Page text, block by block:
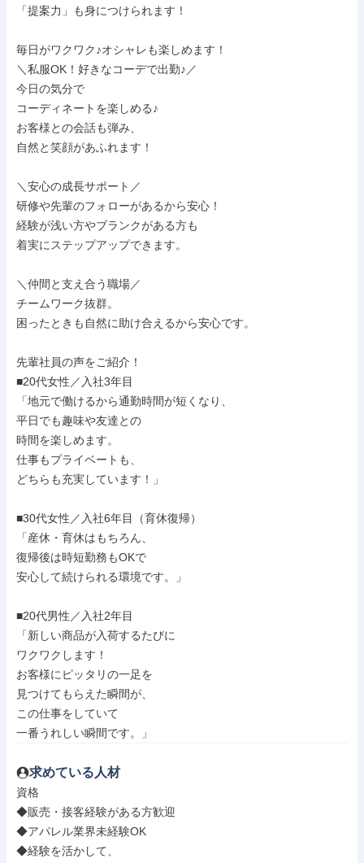
「提案力」も身につけられます！
毎日がワクワク♪オシャレも楽しめます！
＼私服OK！好きなコーデで出勤♪／
今日の気分で
コーディネートを楽しめる♪
お客様との会話も弾み、
自然と笑顔があふれます！
＼安心の成長サポート／
研修や先輩のフォローがあるから安心！
経験が浅い方やブランクがある方も
着実にステップアップできます。
＼仲間と支え合う職場／
チームワーク抜群。
困ったときも自然に助け合えるから安心です。
先輩社員の声をご紹介！
■20代女性／入社3年目
「地元で働けるから通勤時間が短くなり、
平日でも趣味や友達との
時間を楽しめます。
仕事もプライベートも、
どちらも充実しています！」
■30代女性／入社6年目（育休復帰）
「産休・育休はもちろん、
復帰後は時短勤務もOKで
安心して続けられる環境です。」
■20代男性／入社2年目
「新しい商品が入荷するたびに
ワクワクします！
お客様にピッタリの一足を
見つけてもらえた瞬間が、
この仕事をしていて
一番うれしい瞬間です。」
求めている人材
資格
◆販売・接客経験がある方歓迎
◆アパレル業界未経験OK
◆経験を活かして、